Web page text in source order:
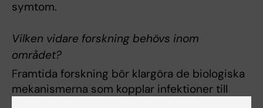
symtom.
Vilken vidare forskning behövs inom
området?
Framtida forskning bör klargöra de biologiska
mekanismerna som kopplar infektioner till